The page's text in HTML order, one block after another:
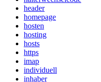
header
homepage
hosten
hosting
hosts
https
imap
individuell
inhaber